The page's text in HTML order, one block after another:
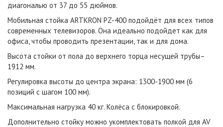
диагональю от 37 до 55 дюймов.
Мобильная стойка ARTKRON​ PZ-400 подойдёт для всех типов
современных телевизоров. Она идеально подойдет как для
офиса, чтобы проводить презентации, так и для дома.
Высота стойки от пола до верхнего торца несущей трубы–
1912 мм.
Регулировка высоты до центра экрана: 1300-1900 мм (6
позиций с шагом 100 мм).
Максимальная нагрузка 40 кг. Колёса с блокировкой.
Дополнительно стойку можно укомплектовать полкой для AV